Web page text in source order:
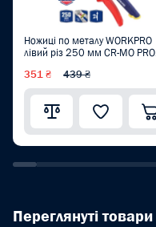
Ножиці по металу WORKPRO
лівий різ 250 мм CR-MO PRO
351 ₴ 439 ₴
Переглянуті товари